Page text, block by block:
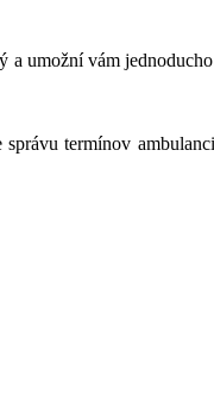
umožní vám
termínov